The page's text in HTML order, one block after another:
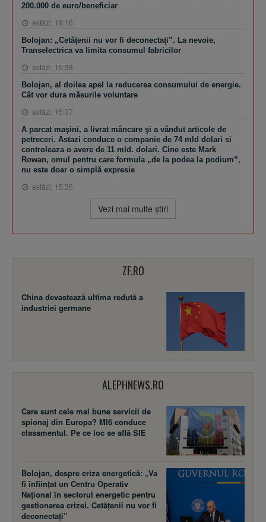
200.000 de euro/beneficiar
astăzi, 19:16
Bolojan: „Cetăţenii nu vor fi deconectaţi”. La nevoie,
Transelectrica va limita consumul fabricilor
astăzi, 15:38
Bolojan, al doilea apel la reducerea consumului de energie.
Cât vor dura măsurile voluntare
astăzi, 15:37
A parcat maşini, a livrat mâncare şi a vândut articole de
petreceri. Astazi conduce o companie de 74 mld dolari si
controleaza o avere de 11 mld. dolari. Cine este Mark
Rowan, omul pentru care formula „de la podea la podium”,
nu este doar o simplă expresie
astăzi, 15:35
Vezi mai multe ştiri
ZF.RO
China devastează ultima redută a
industriei germane
ALEPHNEWS.RO
Care sunt cele mai bune servicii de
spionaj din Europa? MI6 conduce
clasamentul. Pe ce loc se află SIE
Bolojan, despre criza energetică: „Va
fi înființat un Centru Operativ
Național în sectorul energetic pentru
gestionarea crizei. Cetățenii nu vor fi
deconectați”